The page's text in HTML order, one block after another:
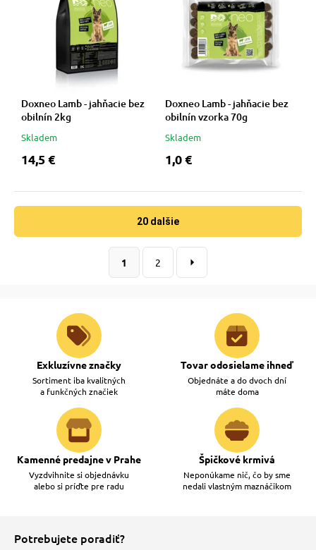
Doxneo Lamb - jahňacie bez
obilnín 2kg
Skladem
14,5 €
Doxneo Lamb - jahňacie bez
obilnín vzorka 70g
Skladem
1,0 €
20 dalšie
1 2
Exkluzívne značky
Sortiment iba kvalitných
a funkčných značiek
Tovar odosielame ihneď
Objednáte a do dvoch dní
máte doma
Kamenné predajne v Prahe
Vyzdvihnite si objednávku
alebo si príďte pre radu
Špičkové krmivá
Neponúkame nič, čo by sme
nedali vlastným maznáčikom
Potrebujete poradiť?